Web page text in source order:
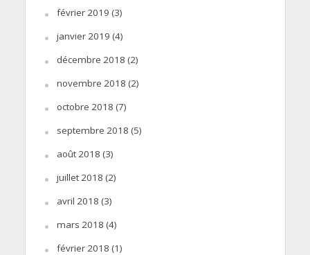
février 2019 (3)
janvier 2019 (4)
décembre 2018 (2)
novembre 2018 (2)
octobre 2018 (7)
septembre 2018 (5)
août 2018 (3)
juillet 2018 (2)
avril 2018 (3)
mars 2018 (4)
février 2018 (1)